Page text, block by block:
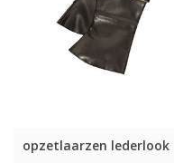
opzetlaarzen lederlook